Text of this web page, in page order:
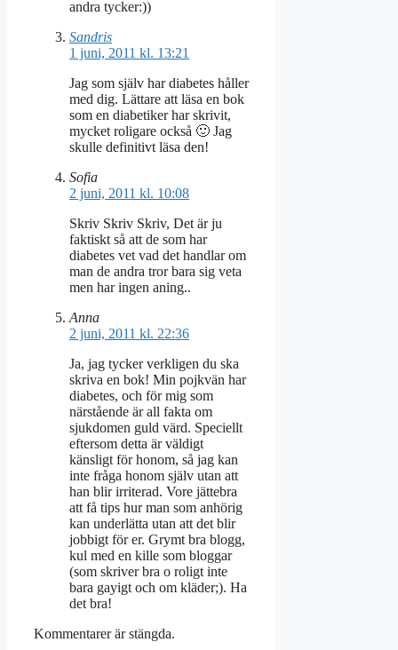
andra tycker:))
Sandris
1 juni, 2011 kl. 13:21
Jag som själv har diabetes håller
med dig. Lättare att läsa en bok
som en diabetiker har skrivit,
mycket roligare också 🙂 Jag
skulle definitivt läsa den!
Sofia
2 juni, 2011 kl. 10:08
Skriv Skriv Skriv, Det är ju
faktiskt så att de som har
diabetes vet vad det handlar om
man de andra tror bara sig veta
men har ingen aning..
Anna
2 juni, 2011 kl. 22:36
Ja, jag tycker verkligen du ska
skriva en bok! Min pojkvän har
diabetes, och för mig som
närstående är all fakta om
sjukdomen guld värd. Speciellt
eftersom detta är väldigt
känsligt för honom, så jag kan
inte fråga honom själv utan att
han blir irriterad. Vore jättebra
att få tips hur man som anhörig
kan underlätta utan att det blir
jobbigt för er. Grymt bra blogg,
kul med en kille som bloggar
(som skriver bra o roligt inte
bara gayigt och om kläder;). Ha
det bra!
Kommentarer är stängda.